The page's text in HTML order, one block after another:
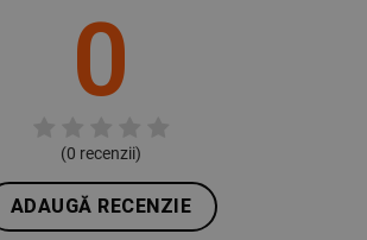
0
(0 recenzii)
ADAUGĂ RECENZIE
DE PERFORMANȚĂ
DE TARGETARE
DE FUNCŢIONALITATE
NECLASIFICATE